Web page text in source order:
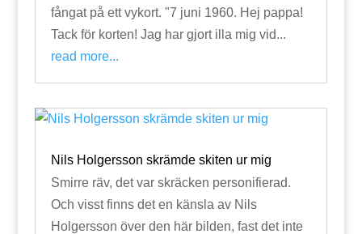
fångat på ett vykort. "7 juni 1960. Hej pappa!
Tack för korten! Jag har gjort illa mig vid...
read more...
Nils Holgersson skrämde skiten ur mig
Smirre räv, det var skräcken personifierad.
Och visst finns det en känsla av Nils
Holgersson över den här bilden, fast det inte